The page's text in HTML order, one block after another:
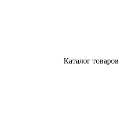
Каталог товаров